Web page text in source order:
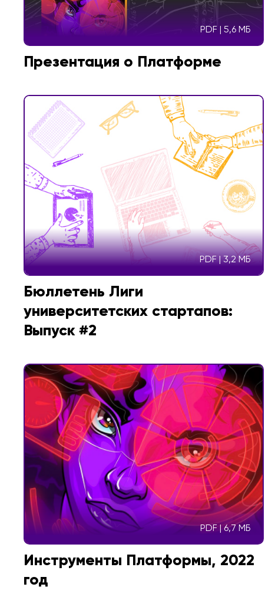
PDF | 5,6 МБ
Презентация о Платформе
PDF | 3,2 МБ
Бюллетень Лиги
университетских стартапов:
Выпуск #2
PDF | 6,7 МБ
Инструменты Платформы, 2022
год